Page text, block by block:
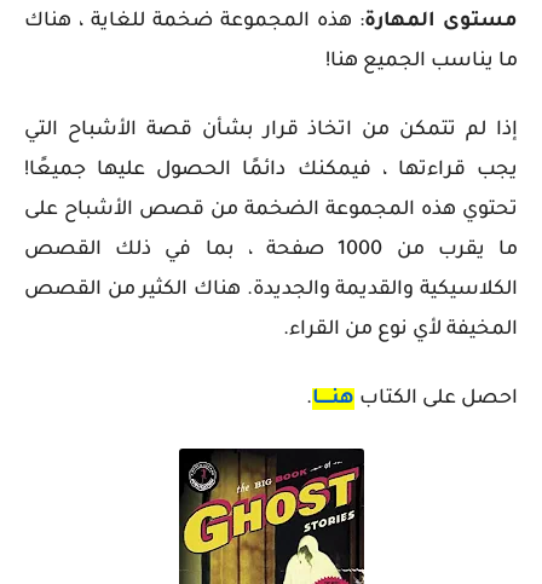
مستوى المهارة: هذه المجموعة ضخمة للغاية ، هناك
ما يناسب الجميع هنا!
إذا لم تتمكن من اتخاذ قرار بشأن قصة الأشباح التي
يجب قراءتها ، فيمكنك دائمًا الحصول عليها جميعًا!
تحتوي هذه المجموعة الضخمة من قصص الأشباح على
ما يقرب من 1000 صفحة ، بما في ذلك القصص
الكلاسيكية والقديمة والجديدة. هناك الكثير من القصص
المخيفة لأي نوع من القراء.
احصل على الكتاب هنـــــا.